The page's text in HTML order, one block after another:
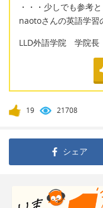
・・・少しでも参考
naotoさんの英語学習
LLD外語学院 学院
19 21708
シェア